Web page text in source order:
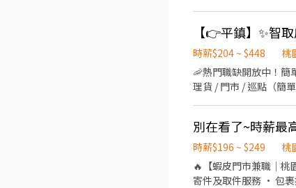
提供住宿 #平鎮 #中壢
找💼徐小姐 點擊快速✚
時薪$204 ~ $448
桃
🦐熱門職缺開放中！簡
理貨 / 門市 / 巡點（簡
晚班17:30~22:30/
別在看了~時薪最
時薪$196 ~ $249
桃
🔥【蝦皮門市兼職｜桃
寄件及取件服務 • 包